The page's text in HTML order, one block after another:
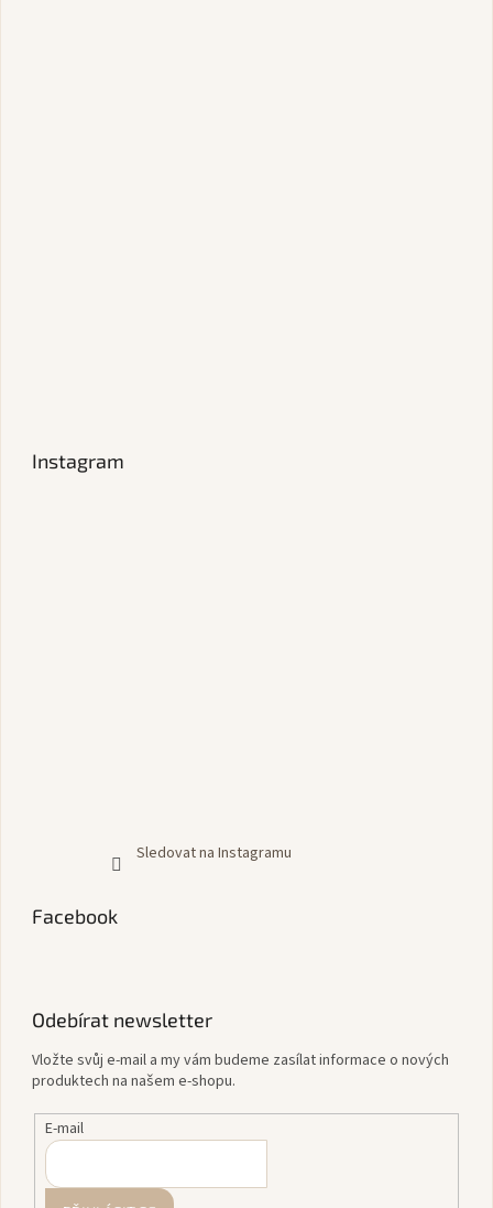
Instagram
Sledovat na Instagramu
Facebook
Odebírat newsletter
Vložte svůj e-mail a my vám budeme zasílat informace o nových
produktech na našem e-shopu.
E-mail